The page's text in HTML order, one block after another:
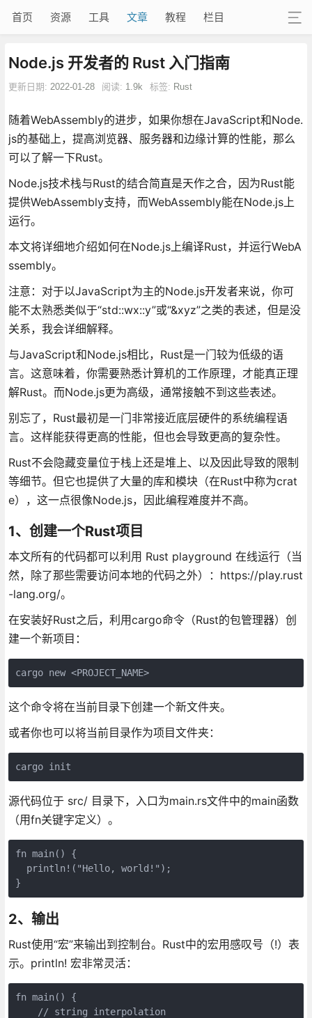
首页 资源 工具 文章 教程 栏目
Node.js 开发者的 Rust 入门指南
更新日期: 2022-01-28 阅读: 1.9k 标签: Rust
随着WebAssembly的进步，如果你想在JavaScript和Node.
js的基础上，提高浏览器、服务器和边缘计算的性能，那么
可以了解一下Rust。
Node.js技术栈与Rust的结合简直是天作之合，因为Rust能
提供WebAssembly支持，而WebAssembly能在Node.js上
运行。
本文将详细地介绍如何在Node.js上编译Rust，并运行WebA
ssembly。
注意：对于以JavaScript为主的Node.js开发者来说，你可
能不太熟悉类似于“std::wx::y”或“&xyz”之类的表述，但是没
关系，我会详细解释。
与JavaScript和Node.js相比，Rust是一门较为低级的语
言。这意味着，你需要熟悉计算机的工作原理，才能真正理
解Rust。而Node.js更为高级，通常接触不到这些表述。
别忘了，Rust最初是一门非常接近底层硬件的系统编程语
言。这样能获得更高的性能，但也会导致更高的复杂性。
Rust不会隐藏变量位于栈上还是堆上、以及因此导致的限制
等细节。但它也提供了大量的库和模块（在Rust中称为crat
e），这一点很像Node.js，因此编程难度并不高。
1、创建一个Rust项目
本文所有的代码都可以利用 Rust playground 在线运行（当
然，除了那些需要访问本地的代码之外）：https://play.rust
-lang.org/。
在安装好Rust之后，利用cargo命令（Rust的包管理器）创
建一个新项目：
cargo new <PROJECT_NAME>
这个命令将在当前目录下创建一个新文件夹。
或者你也可以将当前目录作为项目文件夹：
源代码位于 src/ 目录下，入口为main.rs文件中的main函数
（用fn关键字定义）。
fn main() {
  println!("Hello, world!");
2、输出
Rust使用“宏”来输出到控制台。Rust中的宏用感叹号（!）表
示。println! 宏非常灵活：
fn main() {
    // string interpolation